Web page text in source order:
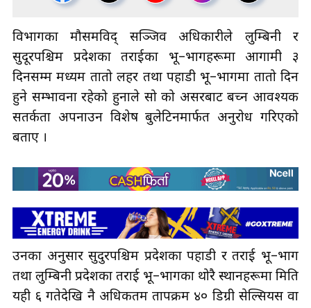
विभागका मौसमविद् सञ्जिव अधिकारीले लुम्बिनी र
सुदूरपश्चिम प्रदेशका तराईका भू–भागहरूमा आगामी ३
दिनसम्म मध्यम तातो लहर तथा पहाडी भू–भागमा तातो दिन
हुने सम्भावना रहेको हुनाले सो को असरबाट बच्न आवश्यक
सतर्कता अपनाउन विशेष बुलेटिनमार्फत अनुरोध गरिएको
बताए ।
उनका अनुसार सुदुरपश्चिम प्रदेशका पहाडी र तराई भू–भाग
तथा लुम्बिनी प्रदेशका तराई भू–भागका थोरै स्थानहरूमा मिति
यही ६ गतेदेखि नै अधिकतम तापक्रम ४० डिग्री सेल्सियस वा